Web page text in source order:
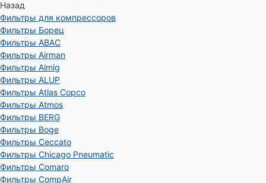
Назад
Фильтры для компрессоров
Фильтры Борец
Фильтры ABAC
Фильтры Airman
Фильтры Almig
Фильтры ALUP
Фильтры Atlas Copco
Фильтры Atmos
Фильтры BERG
Фильтры Boge
Фильтры Ceccato
Фильтры Chicago Pneumatic
Фильтры Comaro
Фильтры CompAir